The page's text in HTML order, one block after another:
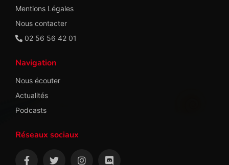
Mentions Légales
Nous contacter
02 56 56 42 01
Navigation
Nous écouter
Actualités
Podcasts
Réseaux sociaux